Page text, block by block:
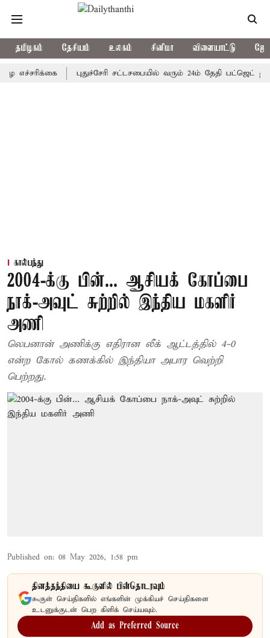
தமிழகம் தேசியம் உலகம் சினிமா விளையாட்டு
புதுச்சேரி சட்டசபையில் வரும் 24ம் தேதி பட்ஜெட் தாக்கல்
கால்பந்து
2004-க்கு பின்... ஆசியக் கோப்பை
நாக்-அவுட் சுற்றில் இந்திய மகளிர்
அணி
லெபனான் அணிக்கு எதிரான லீக் ஆட்டத்தில் 4-0
என்ற கோல் கணக்கில் இந்தியா அபார வெற்றி
பெற்றது.
Published on: 08 May 2026, 1:58 pm
தினத்தந்தியை கூகுளில் பின்தொடரவும்
கூகுள் செய்திகளில் எங்களின் முக்கியச் செய்திகளை
உடனுக்குடன் பெற கிளிக் செய்யவும்.
Add as Preferred Source